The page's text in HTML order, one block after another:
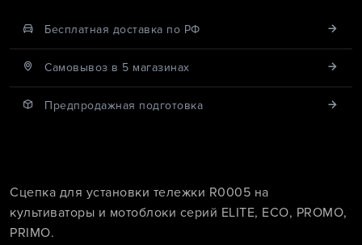
Бесплатная доставка по РФ
Cамовывоз в 5 магазинах
Предпродажная подготовка
Сцепка для установки тележки R0005 на
культиваторы и мотоблоки серий ELITE, ECO, PROMO,
PRIMO.